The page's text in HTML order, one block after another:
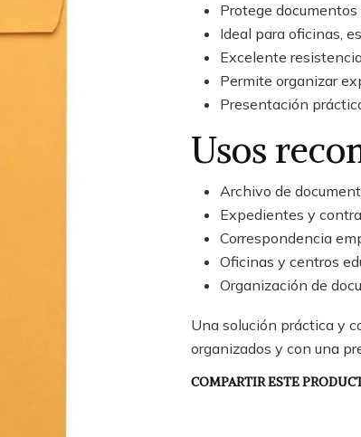
Protege
Ideal para oficinas,
Excelente
Permite organizar
Presentación
Usos
Archivo de
Expedientes y
Correspondencia
Oficinas y centros
Organización de
Una solución práctica y
organizados y con una
COMPARTIR ESTE